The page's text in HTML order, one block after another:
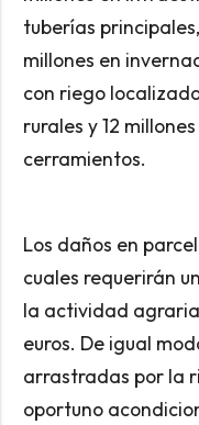
tuberías
millones en
con riego
rurales y 12
cerramientos.
Los daños en
cuales requerirán
la actividad
euros. De igual
arrastradas por la
oportuno